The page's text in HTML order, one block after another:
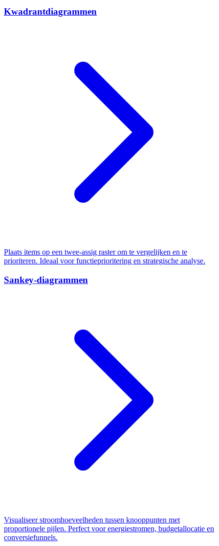
Kwadrantdiagrammen
Plaats items op een twee-assig raster om te vergelijken en te
prioriteren. Ideaal voor functieprioritering en strategische analyse.
Sankey-diagrammen
Visualiseer stroomhoeveelheden tussen knooppunten met
proportionele pijlen. Perfect voor energiestromen, budgetallocatie en
conversiefunnels.